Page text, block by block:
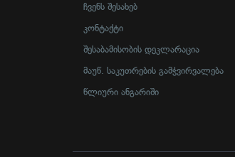
ჩვენს შესახებ
კონტაქტი
შესაბამისობის დეკლარაცია
მაუწ. საკუთრების გამჭვირვალება
წლიური ანგარიში